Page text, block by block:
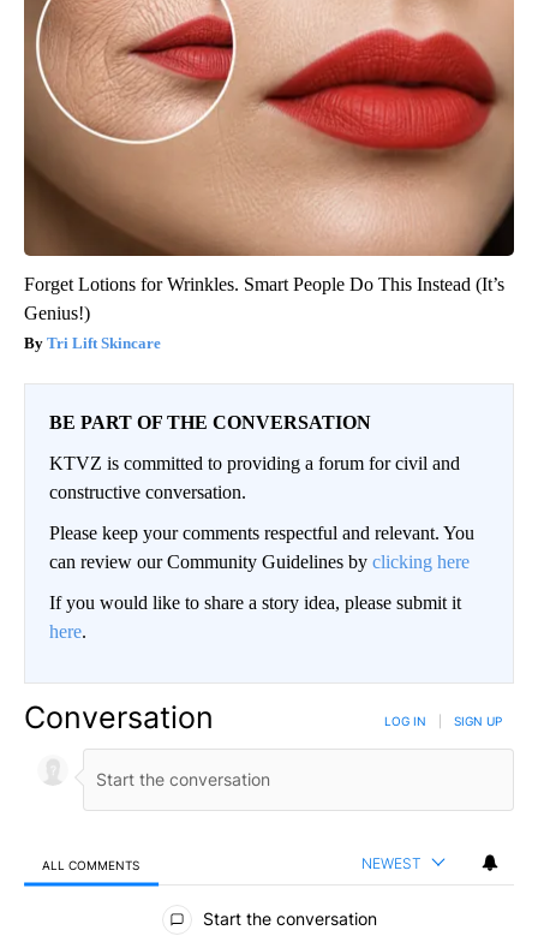
Forget Lotions for Wrinkles. Smart People Do This Instead (It’s
Genius!)
Tri Lift Skincare
BE PART OF THE CONVERSATION
KTVZ is committed to providing a forum for civil and
constructive conversation.
Please keep your comments respectful and relevant. You
can review our Community Guidelines by clicking here
If you would like to share a story idea, please submit it
here.
Conversation LOG IN SIGN UP
ALL COMMENTS NEWEST
All Comments
Start the conversation